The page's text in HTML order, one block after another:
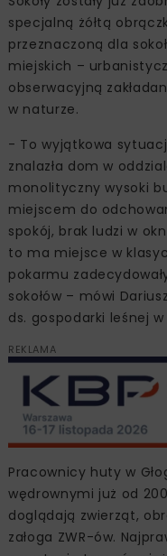
specjalną żółtą
przeznaczoną dla
miejskich –
obserwacyjną
w naturze.
- To wyjątkowa
znalazła dom w
monolityczny wysoki
miejscem do
spokój, brak ludzi w
to ma miejsce w
pokarmu
sokołów – mówi
ds. gospodarki leśnej w
REKLAMA
Pracownicy huty w
wędrownymi już od
doglądają zwierząt,
załoga ZWR-ów.